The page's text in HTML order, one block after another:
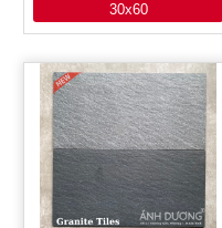
30x60